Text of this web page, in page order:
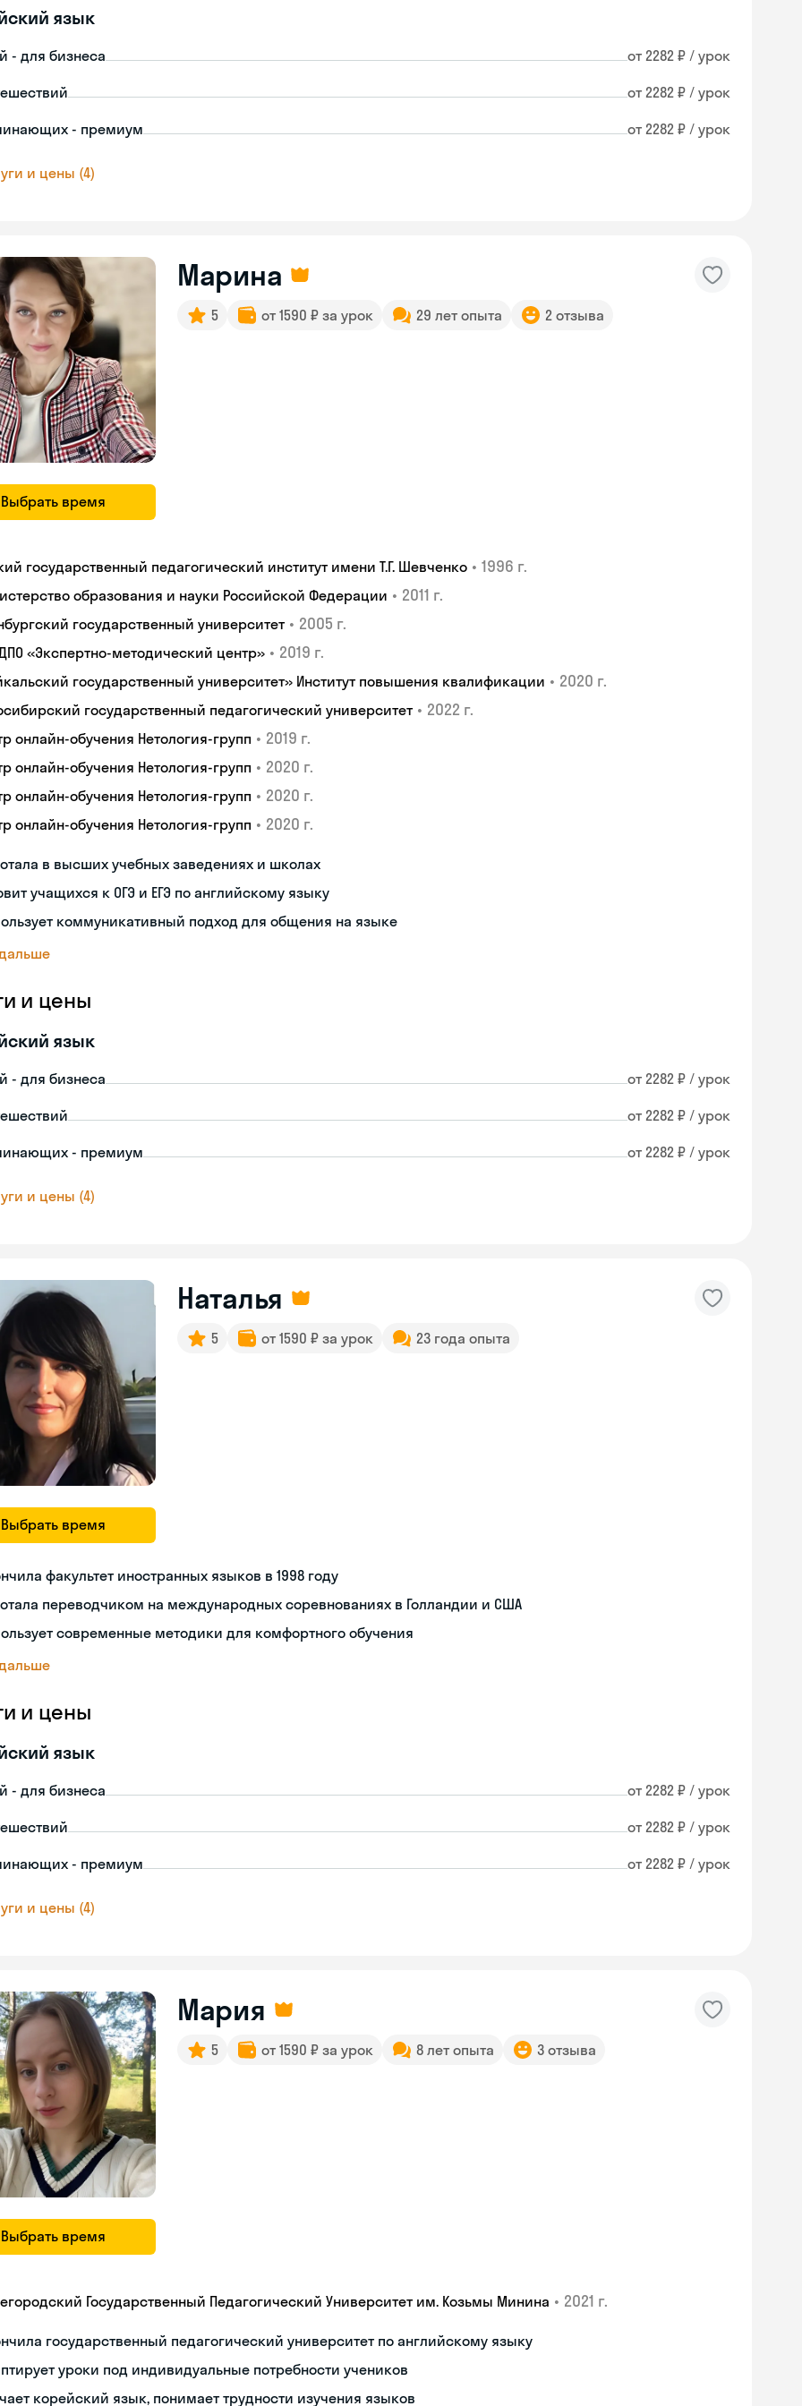
язык
- для бизнеса от 2282 ₽ / урок
от 2282 ₽ / урок
- премиум от 2282 ₽ / урок
и цены (4)
Выбрать время
Марина
5 от 1590 ₽ за урок 29 лет опыта 2 отзыва
государственный педагогический институт имени Т.Г. Шевченко • 1996 г.
образования и науки Российской Федерации • 2011 г.
государственный университет • 2005 г.
«Экспертно-методический центр» • 2019 г.
государственный университет» Институт повышения квалификации • 2020 г.
государственный педагогический университет • 2022 г.
онлайн-обучения Нетология-групп • 2019 г.
онлайн-обучения Нетология-групп • 2020 г.
онлайн-обучения Нетология-групп • 2020 г.
онлайн-обучения Нетология-групп • 2020 г.
в высших учебных заведениях и школах
учащихся к ОГЭ и ЕГЭ по английскому языку
коммуникативный подход для общения на языке
и цены
язык
- для бизнеса от 2282 ₽ / урок
от 2282 ₽ / урок
- премиум от 2282 ₽ / урок
и цены (4)
Выбрать время
Наталья
5 от 1590 ₽ за урок 23 года опыта
факультет иностранных языков в 1998 году
переводчиком на международных соревнованиях в Голландии и США
современные методики для комфортного обучения
и цены
язык
- для бизнеса от 2282 ₽ / урок
от 2282 ₽ / урок
- премиум от 2282 ₽ / урок
и цены (4)
Выбрать время
Мария
5 от 1590 ₽ за урок 8 лет опыта 3 отзыва
Государственный Педагогический Университет им. Козьмы Минина • 2021 г.
государственный педагогический университет по английскому языку
уроки под индивидуальные потребности учеников
корейский язык, понимает трудности изучения языков